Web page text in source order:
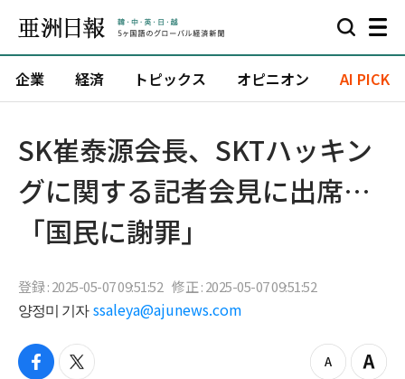
企業 経済 トピックス オピニオン AI PICK
SK崔泰源会長、SKTハッキン
グに関する記者会見に出席…
「国民に謝罪」
登録 : 2025-05-07 09:51:52 修正 : 2025-05-07 09:51:52
양정미 기자 ssaleya@ajunews.com
f
t
z
Z